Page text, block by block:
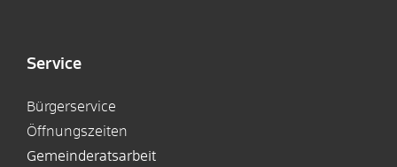
Service
Bürgerservice
Öffnungszeiten
Gemeinderatsarbeit